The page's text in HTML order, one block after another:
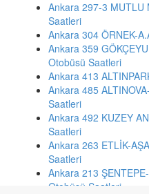
Ankara 297-3 MUTLU
Saatleri
Ankara 304 ÖRNEK-
Ankara 359
Otobüsü Saatleri
Ankara 413
Ankara 485
Saatleri
Ankara 492 KUZEY
Saatleri
Ankara 263 ETLİK-
Saatleri
Ankara 213
Otobüsü Saatleri